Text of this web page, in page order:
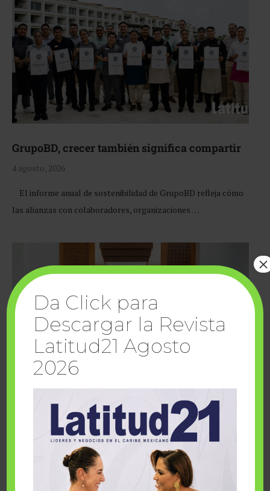
GrupoBD, crecer también significa compartir
4 agosto, 2026
El informe anual de sostenibilidad de GrupoBD refleja cómo
las alianzas con colaboradores, organizaciones …
Cuando la solidaridad inspira; cumplen
sueños Fairmont Mayakoba y Make-A-Wish
Da Click para
Descargar la Revista
Latitud21 Agosto
2026
×